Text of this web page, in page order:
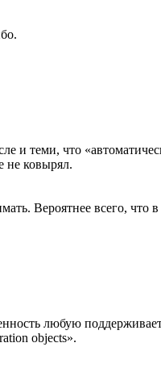
и теми, что
не ковырял.
Вероятнее всего,
любую
objects».